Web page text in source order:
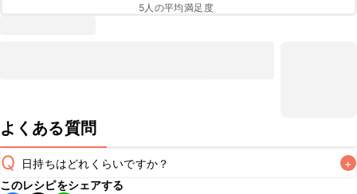
5人の平均満足度
よくある質問
Q 日持ちはどれくらいですか？ +
このレシピをシェアする